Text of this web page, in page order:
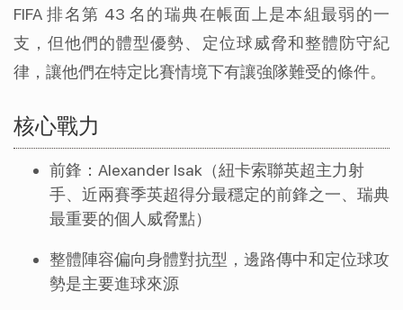
FIFA 排名第 43 名的瑞典在帳面上是本組最弱的一
支，但他們的體型優勢、定位球威脅和整體防守紀
律，讓他們在特定比賽情境下有讓強隊難受的條件。
核心戰力
前鋒：Alexander Isak（紐卡索聯英超主力射
手、近兩賽季英超得分最穩定的前鋒之一、瑞典
最重要的個人威脅點）
整體陣容偏向身體對抗型，邊路傳中和定位球攻
勢是主要進球來源